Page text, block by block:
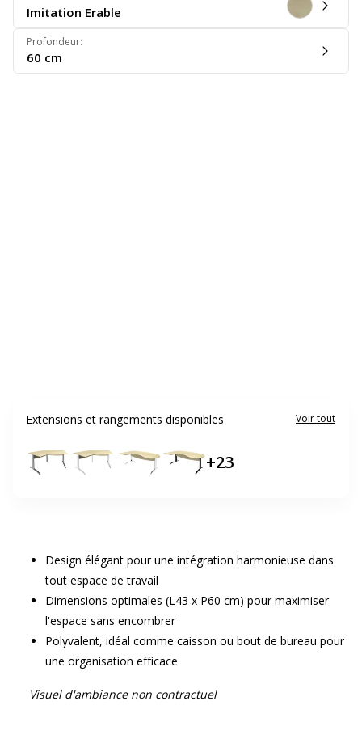
Imitation Erable
Profondeur:
60 cm
Extensions et rangements disponibles Voir tout
+23
Design élégant pour une intégration harmonieuse dans
tout espace de travail
Dimensions optimales (L43 x P60 cm) pour maximiser
l'espace sans encombrer
Polyvalent, idéal comme caisson ou bout de bureau pour
une organisation efficace
Visuel d'ambiance non contractuel